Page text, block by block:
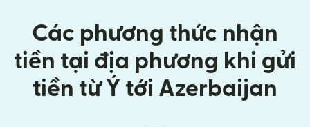
Các phương thức nhận
tiền tại địa phương khi gửi
tiền từ Ý tới Azerbaijan